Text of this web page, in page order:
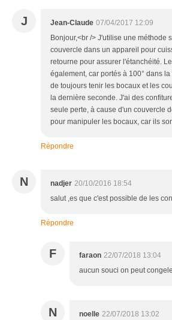
J Jean-Claude 07/04/2017 12:09
Bonjour,<br /> J'utilise une méthode
couvercle dans un appareil pour
retourne pour assurer l'étanchéité.
également, car portés à 100° dans
de toujours tenir les bocaux et les
la dernière seconde. J'ai des
seule perte, à cause d'un couvercle
pour manipuler les bocaux, car ils
Répondre
N nadjer 20/10/2016 18:54
salut ,es que c'est possible de les
Répondre
F faraon 22/07/2018 13:04
aucun souci on peut
N noelle 22/07/2018 13:02